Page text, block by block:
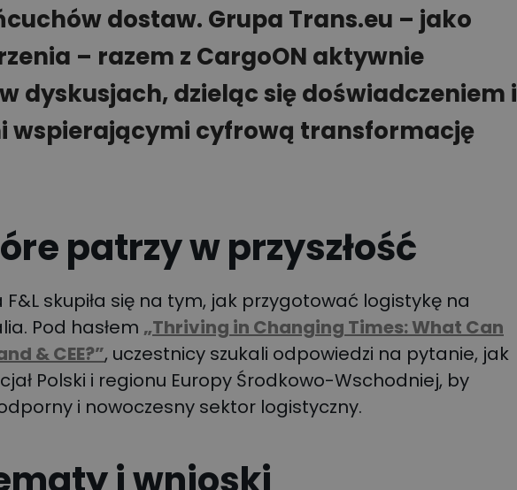
dostaw. Grupa Trans.eu – jako
– razem z CargoON aktywnie
dyskusjach, dzieląc się doświadczeniem i
wspierającymi cyfrową transformację
patrzy w przyszłość
skupiła się na tym, jak przygotować logistykę na
Pod hasłem „Thriving in Changing Times: What Can
& CEE?”, uczestnicy szukali odpowiedzi na pytanie, jak
Polski i regionu Europy Środkowo-Wschodniej, by
i nowoczesny sektor logistyczny.